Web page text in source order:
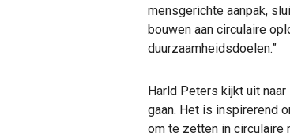
mensgerichte aanpak,
bouwen aan circulaire
duurzaamheidsdoelen.”
Harld Peters kijkt uit
gaan. Het is inspirerend
om te zetten in circulaire